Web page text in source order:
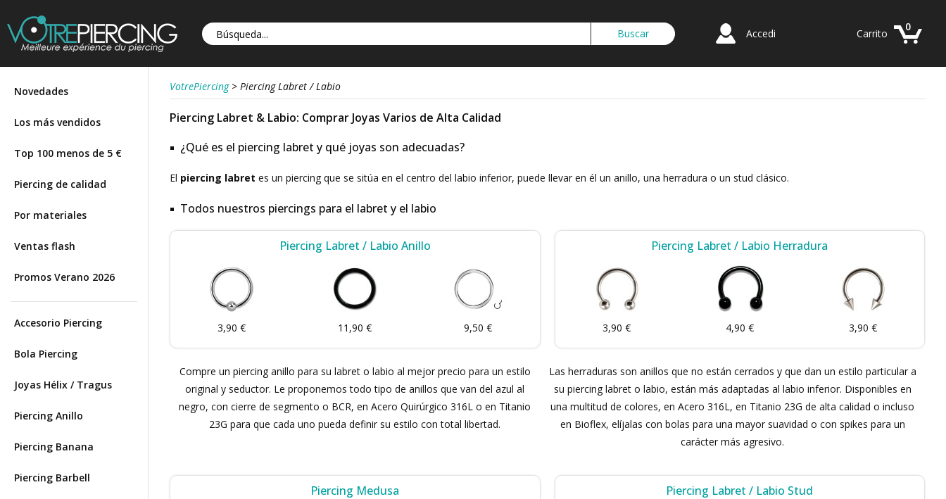
Accedi
0
Carrito
Novedades
Los más vendidos
Top 100 menos de 5 €
Piercing de calidad
Por materiales
Ventas flash
Promos Verano 2026
Accesorio Piercing
Bola Piercing
Joyas Hélix / Tragus
Piercing Anillo
Piercing Banana
Piercing Barbell
VotrePiercing > Piercing Labret / Labio
Piercing Labret & Labio: Comprar Joyas Varios de Alta Calidad
¿Qué es el piercing labret y qué joyas son adecuadas?
El piercing labret es un piercing que se sitúa en el centro del labio inferior, puede llevar en él un anillo, una herradura o un stud clásico.
Todos nuestros piercings para el labret y el labio
Piercing Labret / Labio Anillo
3,90 € 11,90 € 9,50 €
Compre un piercing anillo para su labret o labio al mejor precio para un estilo
original y seductor. Le proponemos todo tipo de anillos que van del azul al
negro, con cierre de segmento o BCR, en Acero Quirúrgico 316L o en Titanio
23G para que cada uno pueda definir su estilo con total libertad.
Piercing Labret / Labio Herradura
3,90 € 4,90 € 3,90 €
Las herraduras son anillos que no están cerrados y que dan un estilo particular a
su piercing labret o labio, están más adaptadas al labio inferior. Disponibles en
una multitud de colores, en Acero 316L, en Titanio 23G de alta calidad o incluso
en Bioflex, elíjalas con bolas para una mayor suavidad o con spikes para un
carácter más agresivo.
Piercing Medusa Piercing Labret / Labio Stud